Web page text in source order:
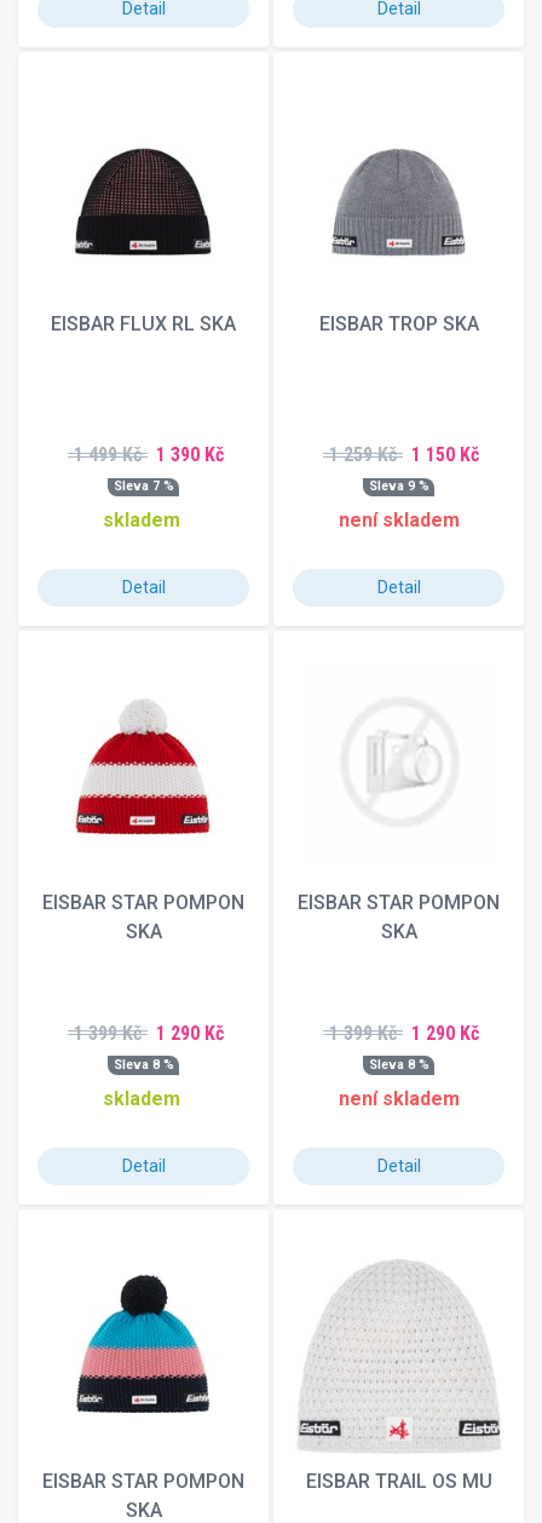
Detail Detail
EISBAR FLUX RL SKA
1 499 Kč 1 390 Kč
Sleva 7 %
skladem
Detail
EISBAR TROP SKA
1 259 Kč 1 150 Kč
Sleva 9 %
není skladem
Detail
EISBAR STAR POMPON
SKA
1 399 Kč 1 290 Kč
Sleva 8 %
skladem
Detail
EISBAR STAR POMPON
SKA
1 399 Kč 1 290 Kč
Sleva 8 %
není skladem
Detail
EISBAR STAR POMPON
SKA
EISBAR TRAIL OS MU